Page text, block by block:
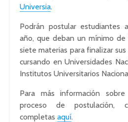
Universia.
Podrán postular estudiantes
año, que deban un mínimo
siete materias para finalizar
cursando en Universidades
Institutos Universitarios
Para más información
proceso de postulación,
completas aquí.